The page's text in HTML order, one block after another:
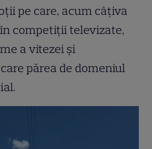
pe care, acum câțiva
competiții televizate,
a vitezei și
părea de domeniul